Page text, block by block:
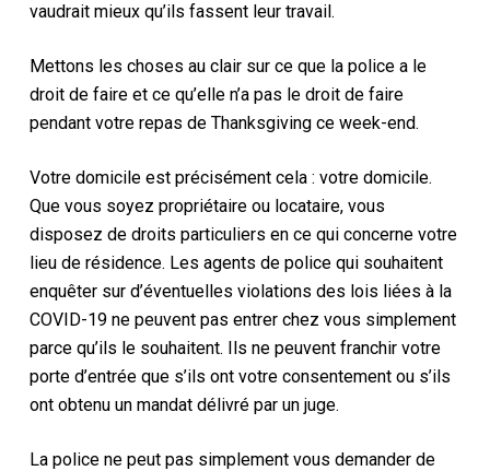
vaudrait mieux qu’ils fassent leur travail.
Mettons les choses au clair sur ce que la police a le
droit de faire et ce qu’elle n’a pas le droit de faire
pendant votre repas de Thanksgiving ce week-end.
Votre domicile est précisément cela : votre domicile.
Que vous soyez propriétaire ou locataire, vous
disposez de droits particuliers en ce qui concerne votre
lieu de résidence. Les agents de police qui souhaitent
enquêter sur d’éventuelles violations des lois liées à la
COVID-19 ne peuvent pas entrer chez vous simplement
parce qu’ils le souhaitent. Ils ne peuvent franchir votre
porte d’entrée que s’ils ont votre consentement ou s’ils
ont obtenu un mandat délivré par un juge.
La police ne peut pas simplement vous demander de